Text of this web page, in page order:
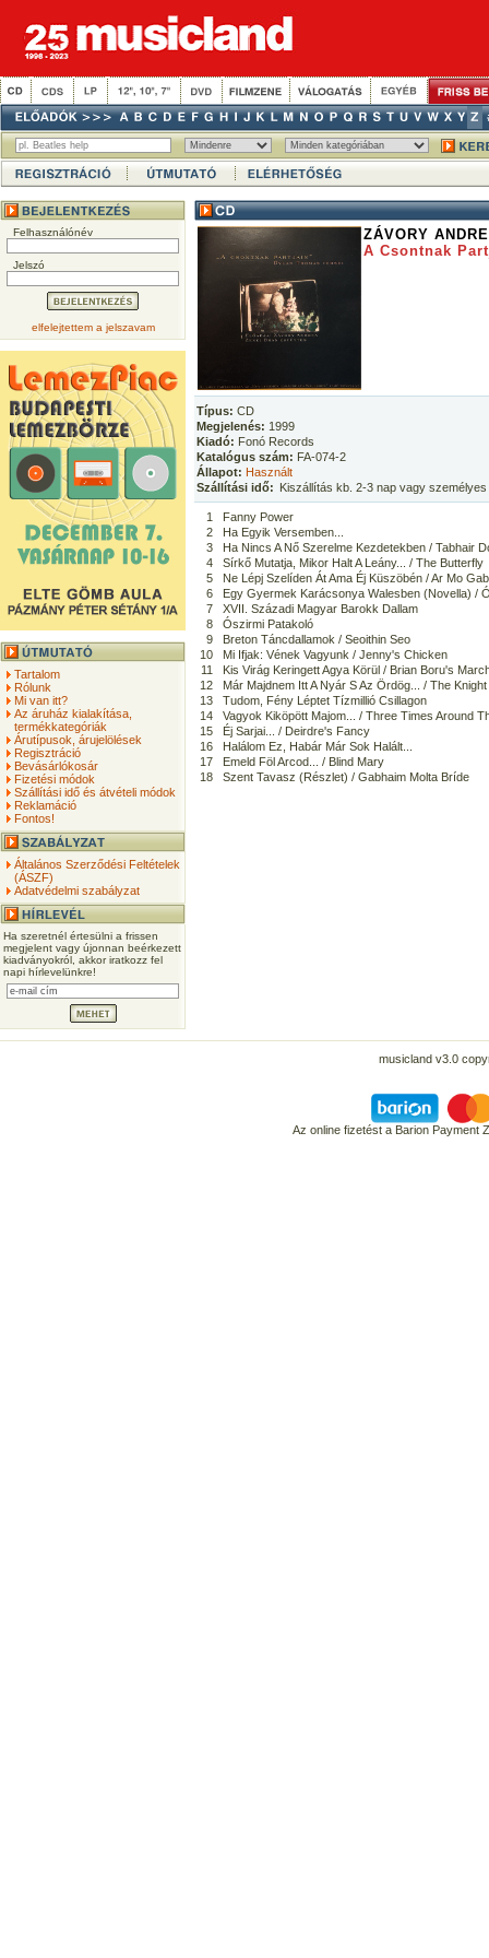
Felhasználónév
Jelszó
elfelejtettem a jelszavam
Tartalom
Rólunk
Mi van itt?
Az áruház kialakítása,
termékkategóriák
Árutípusok, árujelölések
Regisztráció
Bevásárlókosár
Fizetési módok
Szállítási idő és átvételi módok
Reklamáció
Fontos!
Általános Szerződési Feltételek
(ÁSZF)
Adatvédelmi szabályzat
Ha szeretnél értesülni a frissen
megjelent vagy újonnan beérkezett
kiadványokról, akkor iratkozz fel
napi hírlevelünkre!
ZÁVORY
A Csontnak
Típus: CD
Megjelenés: 1999
Kiadó: Fonó Records
Katalógus szám: FA-074-2
Állapot: Használt
Szállítási idő: Kiszállítás kb. 2-3 nap vagy
1
Fanny Power
2
Ha Egyik Versemben...
3
Ha Nincs A Nő Szerelme Kezdetekben / Tabhair
4
Sírkő Mutatja, Mikor Halt A Leány... / The Butterfly
5
Ne Lépj Szelíden Át Ama Éj Küszöbén / Ar Mo
6
Egy Gyermek Karácsonya Walesben (Novella) /
7
XVII. Századi Magyar Barokk Dallam
8
Ószirmi Patakoló
9
Breton Táncdallamok / Seoithin Seo
10
Mi Ifjak: Vének Vagyunk / Jenny's Chicken
11
Kis Virág Keringett Agya Körül / Brian Boru's
12
Már Majdnem Itt A Nyár S Az Ördög... / The
13
Tudom, Fény Léptet Tízmillió Csillagon
14
Vagyok Kiköpött Majom... / Three Times Around
15
Éj Sarjai... / Deirdre's Fancy
16
Halálom Ez, Habár Már Sok Halált...
17
Emeld Föl Arcod... / Blind Mary
18
Szent Tavasz (Részlet) / Gabhaim Molta Bríde
musicland v3.0
Az online fizetést a Barion Payment